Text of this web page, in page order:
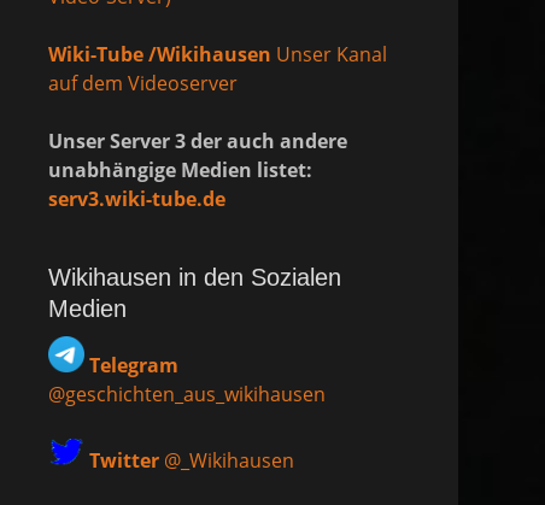
Wiki-Tube /Wikihausen Unser Kanal
auf dem Videoserver
Unser Server 3 der auch andere
unabhängige Medien listet:
serv3.wiki-tube.de
Wikihausen in den Sozialen
Medien
Telegram
@geschichten_aus_wikihausen
Twitter @_Wikihausen